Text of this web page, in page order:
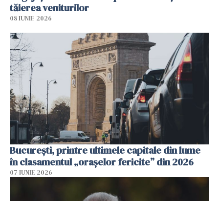
tăierea veniturilor
08 IUNIE 2026
București, printre ultimele capitale din lume
în clasamentul „orașelor fericite” din 2026
07 IUNIE 2026